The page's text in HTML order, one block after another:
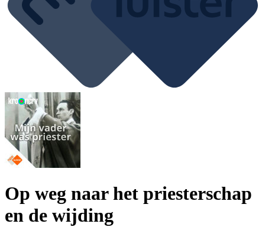
Op weg naar het priesterschap
en de wijding